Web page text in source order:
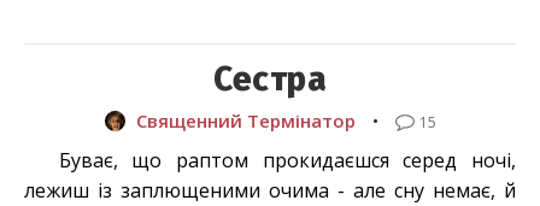
Сестра
Священний Термінатор • 15
Буває, що раптом прокидаєшся серед ночі,
лежиш із заплющеними очима - але сну немає, й